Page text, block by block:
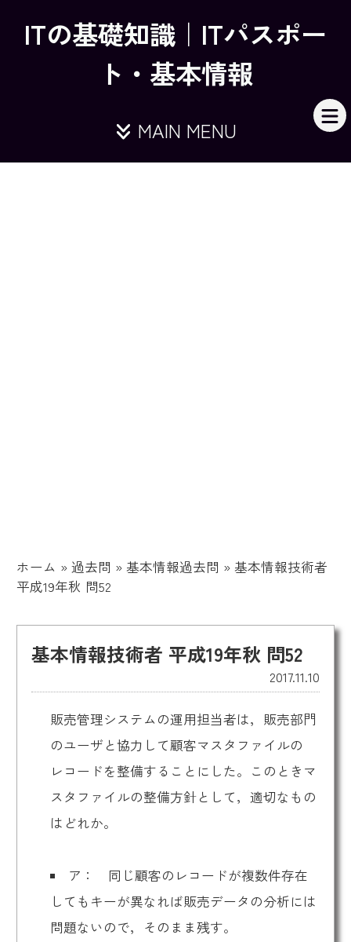
ITの基礎知識｜ITパスポー
ト・基本情報
MAIN MENU
ホーム » 過去問 » 基本情報過去問 »基本情報技術者
平成19年秋 問52
基本情報技術者 平成19年秋 問52
2017.11.10
販売管理システムの運用担当者は，販売部門
のユーザと協力して顧客マスタファイルの
レコードを整備することにした。このときマ
スタファイルの整備方針として，適切なもの
はどれか。
ア： 同じ顧客のレコードが複数件存在
してもキーが異なれば販売データの分析には
問題ないので，そのまま残す。